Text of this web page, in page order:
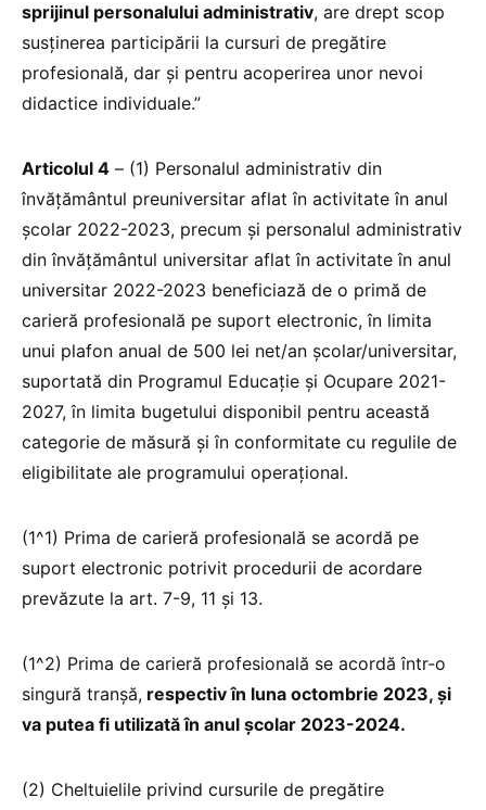
sprijinul personalului administrativ, are drept scop
susținerea participării la cursuri de pregătire
profesională, dar și pentru acoperirea unor nevoi
didactice individuale.”
Articolul 4 – (1) Personalul administrativ din
învățământul preuniversitar aflat în activitate în anul
școlar 2022-2023, precum și personalul administrativ
din învățământul universitar aflat în activitate în anul
universitar 2022-2023 beneficiază de o primă de
carieră profesională pe suport electronic, în limita
unui plafon anual de 500 lei net/an școlar/universitar,
suportată din Programul Educație și Ocupare 2021-
2027, în limita bugetului disponibil pentru această
categorie de măsură și în conformitate cu regulile de
eligibilitate ale programului operațional.
(1^1) Prima de carieră profesională se acordă pe
suport electronic potrivit procedurii de acordare
prevăzute la art. 7-9, 11 și 13.
(1^2) Prima de carieră profesională se acordă într-o
singură tranșă, respectiv în luna octombrie 2023, și
va putea fi utilizată în anul școlar 2023-2024.
(2) Cheltuielile privind cursurile de pregătire